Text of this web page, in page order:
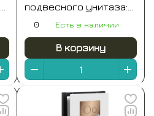
подвесного унитаза:
застенный модуль
пластиковая панель
смыва tecespring v,
черная матовая
0 Есть в наличии
В корзину